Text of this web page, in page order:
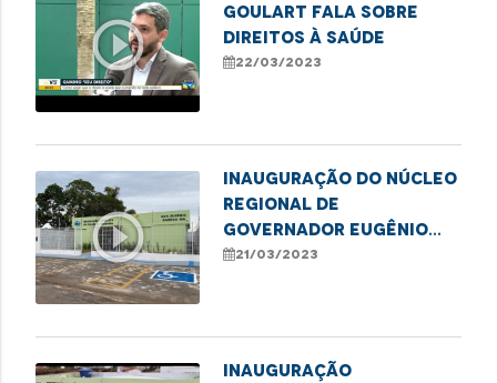
play_circle_outline
Goulart fala sobre
direitos à saúde
22/03/2023
play_circle_outline
INAUGURAÇÃO DO NÚCLEO
REGIONAL DE
GOVERNADOR EUGÊNIO
BARROS
21/03/2023
INAUGURAÇÃO